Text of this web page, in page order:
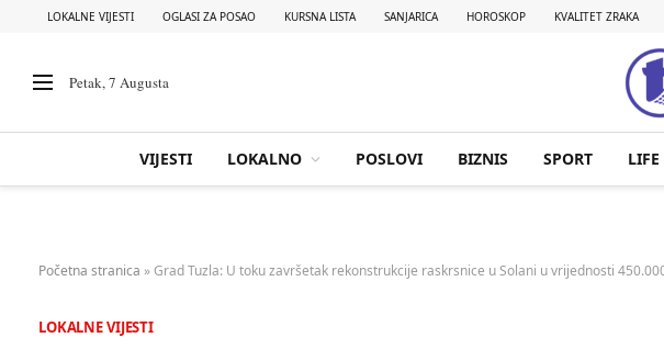
LOKALNE VIJESTI OGLASI ZA POSAO KURSNA LISTA SANJARICA HOROSKOP KVALITET ZRAKA
Petak, 7 Augusta
VIJESTI LOKALNO POSLOVI BIZNIS SPORT LIFE
Početna stranica »Grad Tuzla: U toku završetak rekonstrukcije raskrsnice u Solani u vrijednosti
LOKALNE VIJESTI